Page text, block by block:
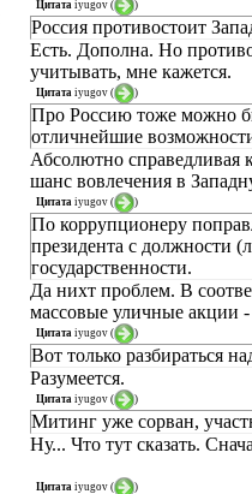
Цитата iyugov ( )
Россия противостоит
Есть. Дополна. Но
учитывать, мне кажется.
Цитата iyugov ( )
Про Россию тоже можно
отличнейшие
Абсолютно справедливая
шанс вовлечения в
Цитата iyugov ( )
По коррупционеру
президента с должности
государственности.
Да нихт проблем. В
массовые уличные акции
Цитата iyugov ( )
Вот только разбираться
Разумеется.
Цитата iyugov ( )
Митинг уже сорван,
Ну... Что тут сказать.
Цитата iyugov ( )